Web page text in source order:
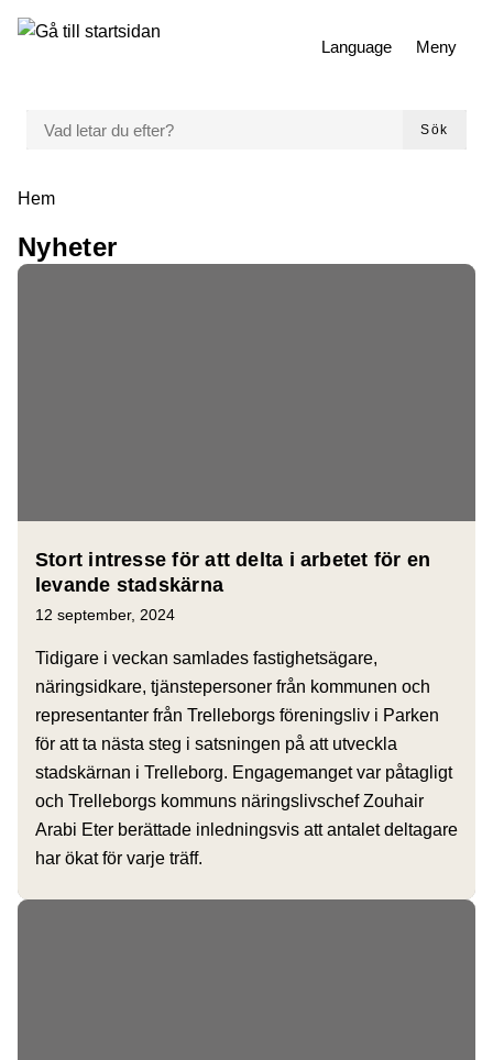
Gå till innehåll
till huvudmeny
Language
Meny
Sök
Du är här:
Hem
Nyheter
Matchande inlägg
Stort intresse för att delta i arbetet för en
levande stadskärna
12 september, 2024
Tidigare i veckan samlades fastighetsägare,
näringsidkare, tjänstepersoner från kommunen och
representanter från Trelleborgs föreningsliv i Parken
för att ta nästa steg i satsningen på att utveckla
stadskärnan i Trelleborg. Engagemanget var påtagligt
och Trelleborgs kommuns näringslivschef Zouhair
Arabi Eter berättade inledningsvis att antalet deltagare
har ökat för varje träff.